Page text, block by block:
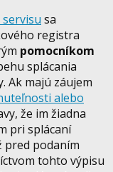
sa
registra
pomocníkom
splácania
Ak majú záujem
alebo
že im žiadna
pri splácaní
pred podaním
tohto výpisu